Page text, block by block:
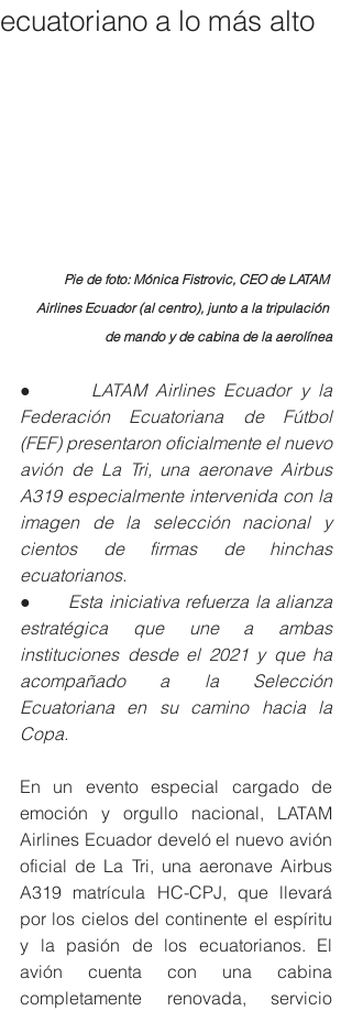
ecuatoriano a lo más alto
Pie de foto: Mónica Fistrovic, CEO de LATAM
Airlines Ecuador (al centro), junto a la tripulación
de mando y de cabina de la aerolínea
● LATAM Airlines Ecuador y la
Federación Ecuatoriana de Fútbol
(FEF) presentaron oficialmente el nuevo
avión de La Tri, una aeronave Airbus
A319 especialmente intervenida con la
imagen de la selección nacional y
cientos de firmas de hinchas
ecuatorianos.
● Esta iniciativa refuerza la alianza
estratégica que une a ambas
instituciones desde el 2021 y que ha
acompañado a la Selección
Ecuatoriana en su camino hacia la
Copa.
En un evento especial cargado de
emoción y orgullo nacional, LATAM
Airlines Ecuador develó el nuevo avión
oficial de La Tri, una aeronave Airbus
A319 matrícula HC-CPJ, que llevará
por los cielos del continente el espíritu
y la pasión de los ecuatorianos. El
avión cuenta con una cabina
completamente renovada, servicio